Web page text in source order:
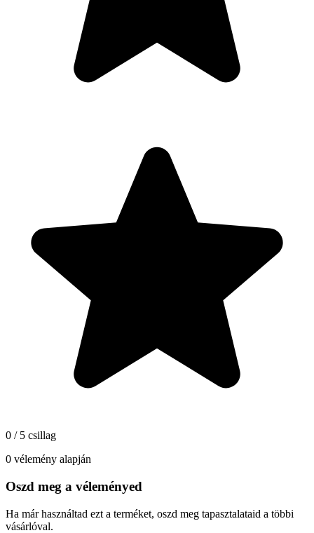
0 / 5 csillag
0 vélemény alapján
Oszd meg a véleményed
Ha már használtad ezt a terméket, oszd meg tapasztalataid a többi
vásárlóval.